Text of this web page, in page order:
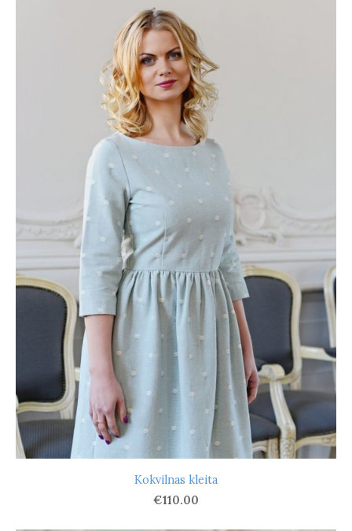
Kokvilnas kleita
€110.00